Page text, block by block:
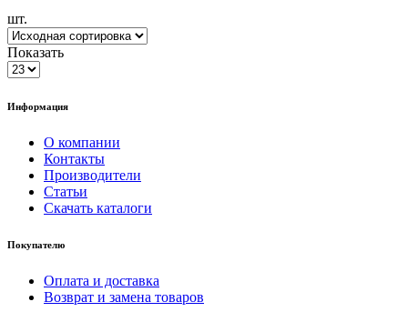
шт.
Показать
Информация
О компании
Контакты
Производители
Статьи
Скачать каталоги
Покупателю
Оплата и доставка
Возврат и замена товаров